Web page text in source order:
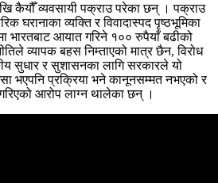
कैयौँ व्यवसायी पक्राउ परेका छन् । पक्राउ
घरानाका व्यक्ति र विवादास्पद पृष्ठभूमिका
भारतबाट आयात गरिने १०० रुपैयाँ बढीको
व्यापक बहस निम्ताएको मात्र छैन, विरोध
सुधार र सुशासनका लागि सरकारले यो
भएपनि प्रक्रिया भने कानूनसम्मत नभएको र
आरोप लाग्न थालेका छन् ।